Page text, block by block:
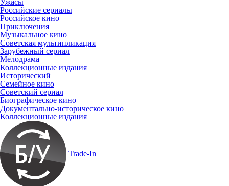
Российские сериалы
Российское кино
Приключения
Музыкальное кино
Советская мультипликация
Зарубежный сериал
Мелодрама
Коллекционные издания
Исторический
Семейное кино
Советский сериал
Биографическое кино
Документально-историческое кино
Коллекционные издания
Trade-In